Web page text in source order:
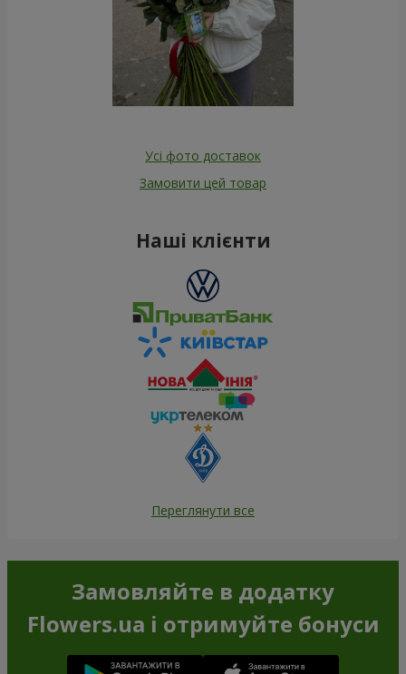
Усі фото доставок
Замовити цей товар
Наші клієнти
Переглянути все
Замовляйте в додатку
Flowers.ua і отримуйте бонуси